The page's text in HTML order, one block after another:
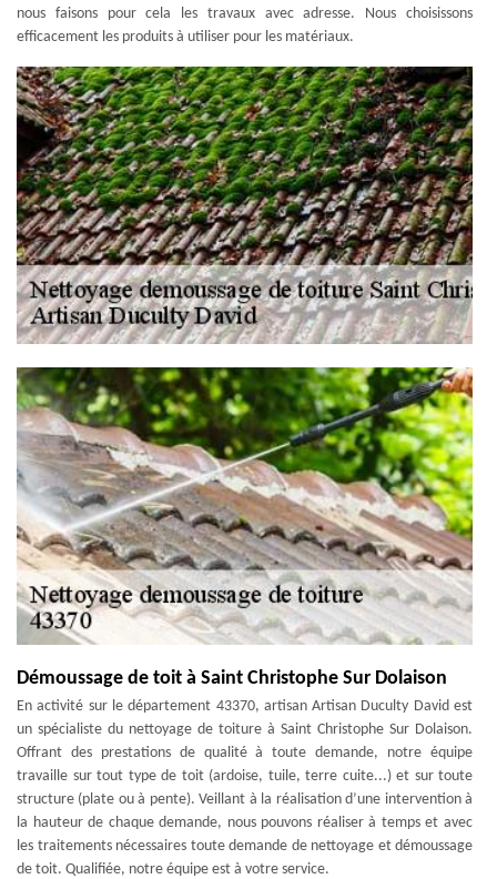
nous faisons pour cela les travaux avec adresse. Nous choisissons
efficacement les produits à utiliser pour les matériaux.
Démoussage de toit à Saint Christophe Sur Dolaison
En activité sur le département 43370, artisan Artisan Duculty David est
un spécialiste du nettoyage de toiture à Saint Christophe Sur Dolaison.
Offrant des prestations de qualité à toute demande, notre équipe
travaille sur tout type de toit (ardoise, tuile, terre cuite...) et sur toute
structure (plate ou à pente). Veillant à la réalisation d’une intervention à
la hauteur de chaque demande, nous pouvons réaliser à temps et avec
les traitements nécessaires toute demande de nettoyage et démoussage
de toit. Qualifiée, notre équipe est à votre service.